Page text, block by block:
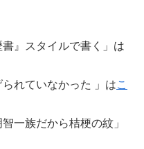
』スタイルで書く」は
れていなかった 」はこ
一族だから桔梗の紋」